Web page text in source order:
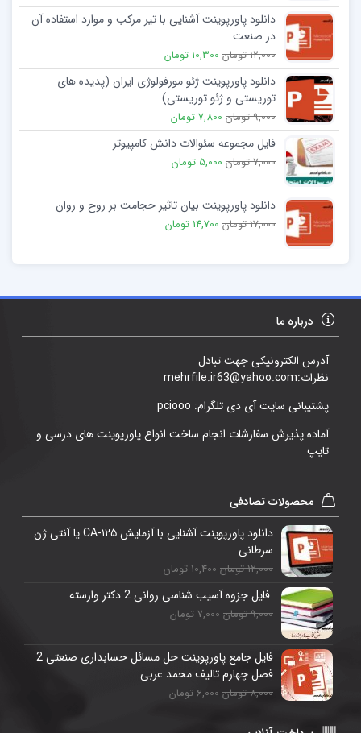
دانلود پاورپوینت آشنایی با تیر مرکب و موارد استفاده آن
در صنعت
12,000 تومان 10,300 تومان
دانلود پاورپوینت ژئو مورفولوژی ایران (پدیده های
توریستی و ژئو توریستی)
9,000 تومان 7,800 تومان
فایل مجموعه سئوالات دانش کامپیوتر
7,000 تومان 5,000 تومان
دانلود پاورپوینت بیان تاثير حجامت بر روح و روان
17,000 تومان 14,700 تومان
درباره ما
آدرس الکترونیکی جهت تبادل
نظرات:mehrfile.ir63@yahoo.com
پشتیبانی سایت آی دی تلگرام: pciooo
آماده پذیرش سفارشات انجام ساخت انواع پاورپوینت های درسی و
تایپ
محصولات تصادفی
دانلود پاورپوینت آشنایی با آزمایش CA-۱۲۵ یا آنتی ژن
سرطانی
12,000 تومان 10,400 تومان
فایل جزوه آسیب شناسی روانی 2 دکتر وارسته
9,000 تومان 7,000 تومان
فایل جامع پاورپوینت حل مسائل حسابداری صنعتی 2
فصل چهارم تالیف محمد عربی
8,000 تومان 6,000 تومان